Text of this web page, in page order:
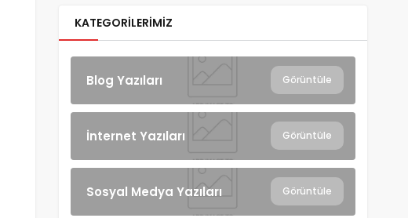
KATEGORILERIMIZ
Blog Yazıları Görüntüle
İnternet Yazıları Görüntüle
Sosyal Medya Yazıları Görüntüle